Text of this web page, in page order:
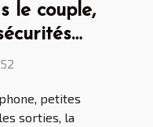
le couple,
?
petites
sorties, la